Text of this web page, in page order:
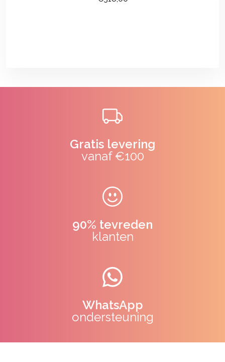
Gratis levering
vanaf €100
90% tevreden
klanten
WhatsApp
ondersteuning